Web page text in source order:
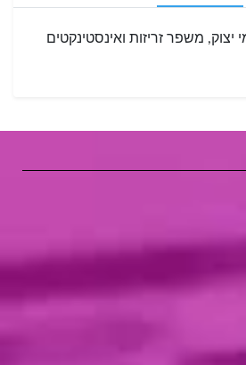
יצוק, משפר זריזות ואינסטינקטים